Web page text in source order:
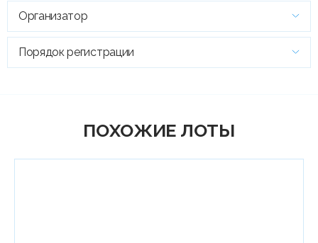
Организатор
Порядок регистрации
ПОХОЖИЕ ЛОТЫ